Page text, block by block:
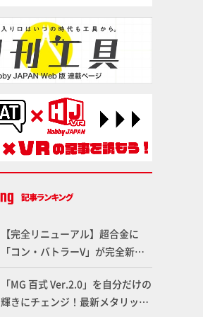
塗料
【完全リニューアル】超合金に
「コン・バトラーV」が完全新規
造形で登場！気になる仕様を試作
品の撮り下ろしでご紹介!!さらに
「大鉄人17」＆「ワンエイト」セ
「MG 百式 Ver.2.0」を自分だけの
輝きにチェンジ！最新メタリック